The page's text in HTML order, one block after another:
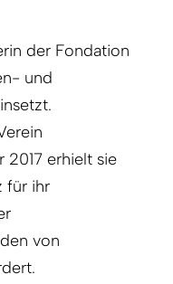
der Fondation
und
2017 erhielt sie
für ihr
von